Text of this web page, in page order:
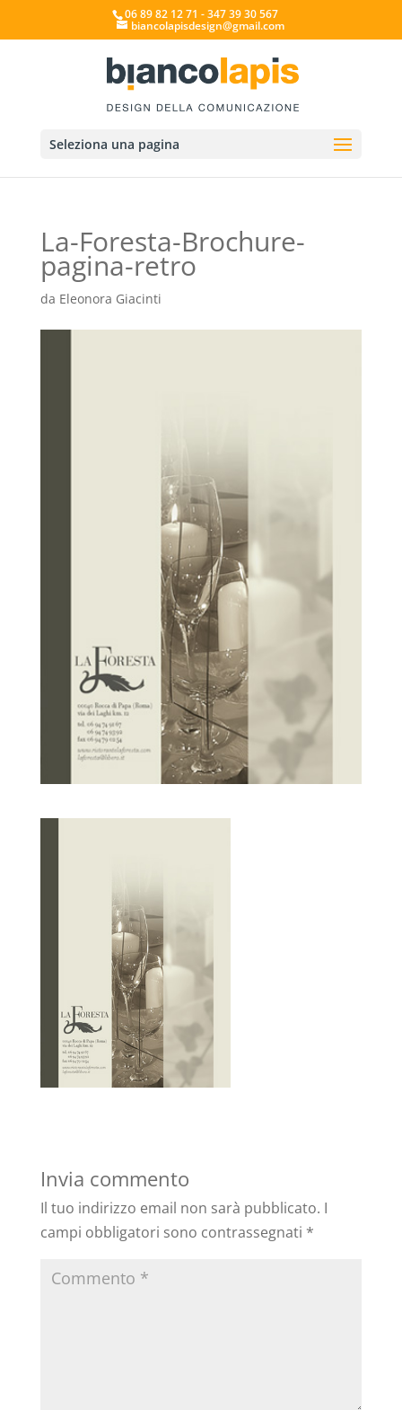
06 89 82 12 71 - 347 39 30 567
biancolapisdesign@gmail.com
Seleziona una pagina
La-Foresta-Brochure-
pagina-retro
da Eleonora Giacinti
Invia commento
Il tuo indirizzo email non sarà pubblicato. I
campi obbligatori sono contrassegnati *